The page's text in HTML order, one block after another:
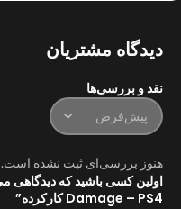
دیدگاه مشتریان
نقد و بررسی‌ها
هنوز بررسی‌ای ثبت نشده است.
Damage – PS4 کارکرده”